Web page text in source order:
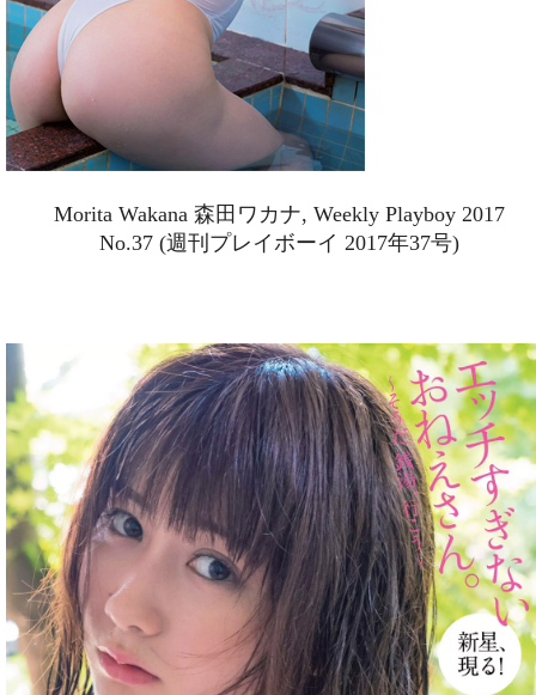
Morita Wakana 森田ワカナ, Weekly Playboy 2017
No.37 (週刊プレイボーイ 2017年37号)